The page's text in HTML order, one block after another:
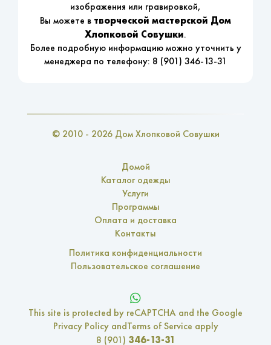
изображения или гравировкой,
Вы можете в творческой мастерской Дом
Хлопковой Совушки.
Более подробную информацию можно уточнить у
менеджера по телефону: 8 (901) 346-13-31
© 2010 - 2026 Дом Хлопковой Совушки
Домой
Каталог одежды
Услуги
Программы
Оплата и доставка
Контакты
Политика конфиденциальности
Пользовательское соглашение
This site is protected by reCAPTCHA and the Google
Privacy PolicyandTerms of Service apply
8 (901) 346-13-31